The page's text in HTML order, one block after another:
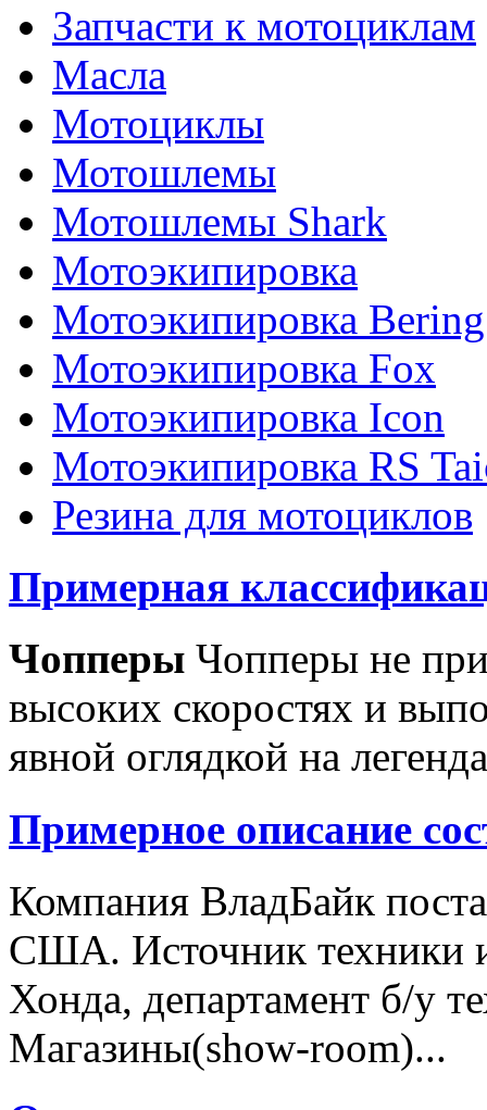
Запчасти к мотоциклам
Масла
Мотоциклы
Мотошлемы
Мотошлемы Shark
Мотоэкипировка
Мотоэкипировка Bering
Мотоэкипировка Fox
Мотоэкипировка Icon
Мотоэкипировка RS
Резина для мотоциклов
Примерная
Чопперы Чопперы не
высоких скоростях и
явной оглядкой на
Примерное описание
Компания ВладБайк
США. Источник техники
Хонда, департамент б/у
Магазины(show-room)...